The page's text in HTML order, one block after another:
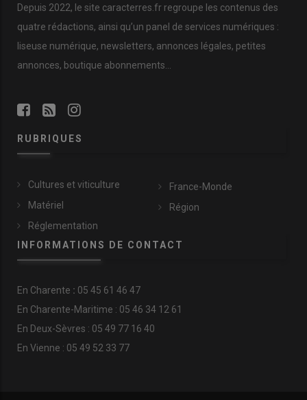
Depuis 2022, le site caracterres.fr regroupe les contenus des
quatre rédactions, ainsi qu’un panel de services numériques :
liseuse numérique, newsletters, annonces légales, petites
annonces, boutique abonnements…
RUBRIQUES
Cultures et viticulture
Matériel
Réglementation
France-Monde
Région
INFORMATIONS DE CONTACT
En Charente : 05 45 61 46 47
En Charente-Maritime : 05 46 34 12 61
En Deux-Sèvres : 05 49 77 16 40
En Vienne : 05 49 52 33 77